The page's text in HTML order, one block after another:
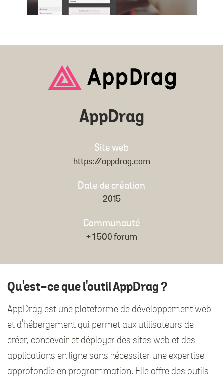
AppDrag
Site web
https://appdrag.com
Date de création
2015
Communauté
+ 1 500 forum
Qu'est-ce que l'outil AppDrag ?
AppDrag est une plateforme de développement web
et d'hébergement qui permet aux utilisateurs de
créer, concevoir et déployer des sites web et des
applications en ligne sans nécessiter une expertise
approfondie en programmation. Elle offre des outils